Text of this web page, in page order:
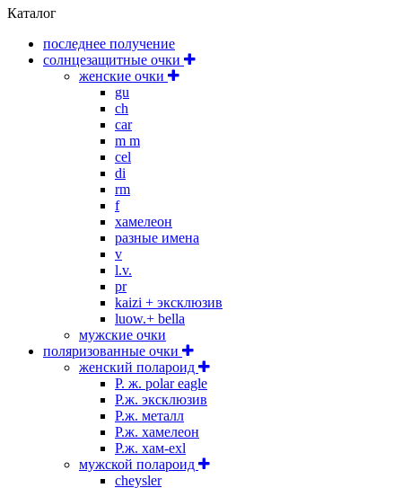
Каталог
последнее получение
солнцезащитные очки
женские очки
gu
ch
car
m m
cel
di
rm
f
хамелеон
разные имена
v
l.v.
pr
kaizi + эксклюзив
luow.+ bella
мужские очки
поляризованные очки
женский полароид
P. ж. polar eagle
P.ж. эксклюзив
Р.ж. металл
P.ж. хамелеон
Р.ж. хам-exl
мужской полароид
cheysler